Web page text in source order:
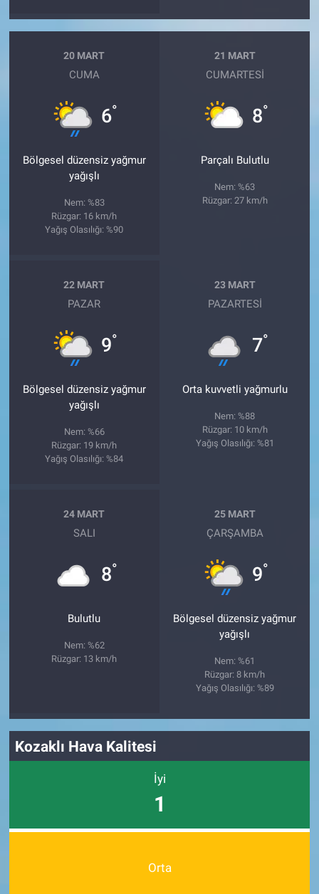
20 MART
CUMA
6°
Bölgesel düzensiz yağmur
yağışlı
Nem: %83
Rüzgar: 16 km/h
Yağış Olasılığı: %90
21 MART
CUMARTESI
8°
Parçalı Bulutlu
Nem: %63
Rüzgar: 27 km/h
22 MART
PAZAR
9°
Bölgesel düzensiz yağmur
yağışlı
Nem: %66
Rüzgar: 19 km/h
Yağış Olasılığı: %84
23 MART
PAZARTESI
7°
Orta kuvvetli yağmurlu
Nem: %88
Rüzgar: 10 km/h
Yağış Olasılığı: %81
24 MART
SALI
8°
Bulutlu
Nem: %62
Rüzgar: 13 km/h
25 MART
ÇARŞAMBA
9°
Bölgesel düzensiz yağmur
yağışlı
Nem: %61
Rüzgar: 8 km/h
Yağış Olasılığı: %89
Kozaklı Hava Kalitesi
İyi
1
Orta